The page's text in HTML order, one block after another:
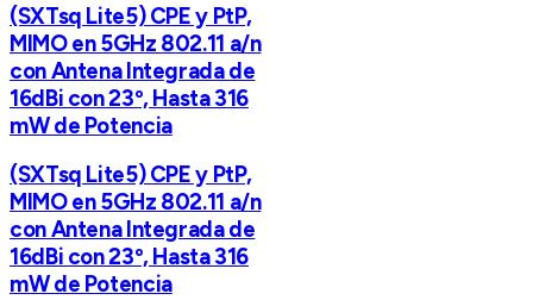
(SXTsq Lite5) CPE y PtP,
MIMO en 5GHz 802.11 a/n
con Antena Integrada de
16dBi con 23º, Hasta 316
mW de Potencia
(SXTsq Lite5) CPE y PtP,
MIMO en 5GHz 802.11 a/n
con Antena Integrada de
16dBi con 23º, Hasta 316
mW de Potencia